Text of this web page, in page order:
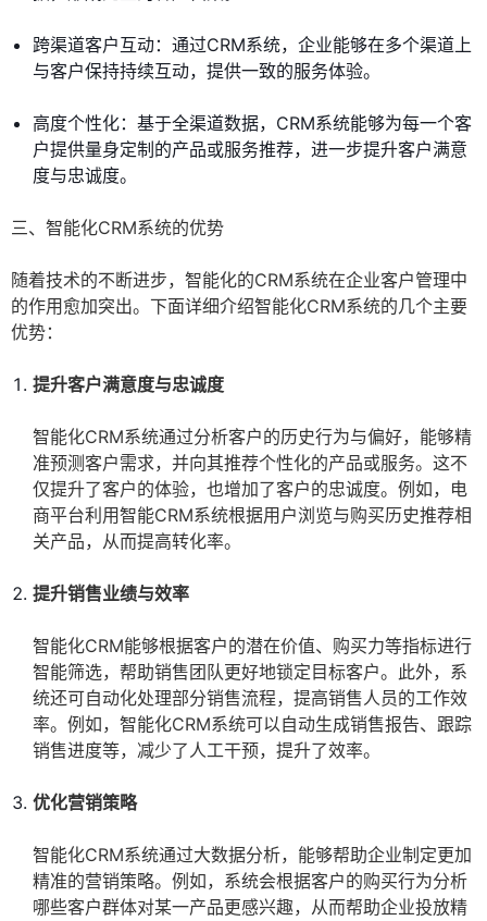
跨渠道客户互动：通过CRM系统，企业能够在多个渠道上
与客户保持持续互动，提供一致的服务体验。
高度个性化：基于全渠道数据，CRM系统能够为每一个客
户提供量身定制的产品或服务推荐，进一步提升客户满意
度与忠诚度。
三、智能化CRM系统的优势
随着技术的不断进步，智能化的CRM系统在企业客户管理中
的作用愈加突出。下面详细介绍智能化CRM系统的几个主要
优势：
提升客户满意度与忠诚度
智能化CRM系统通过分析客户的历史行为与偏好，能够精
准预测客户需求，并向其推荐个性化的产品或服务。这不
仅提升了客户的体验，也增加了客户的忠诚度。例如，电
商平台利用智能CRM系统根据用户浏览与购买历史推荐相
关产品，从而提高转化率。
提升销售业绩与效率
智能化CRM能够根据客户的潜在价值、购买力等指标进行
智能筛选，帮助销售团队更好地锁定目标客户。此外，系
统还可自动化处理部分销售流程，提高销售人员的工作效
率。例如，智能化CRM系统可以自动生成销售报告、跟踪
销售进度等，减少了人工干预，提升了效率。
优化营销策略
智能化CRM系统通过大数据分析，能够帮助企业制定更加
精准的营销策略。例如，系统会根据客户的购买行为分析
哪些客户群体对某一产品更感兴趣，从而帮助企业投放精